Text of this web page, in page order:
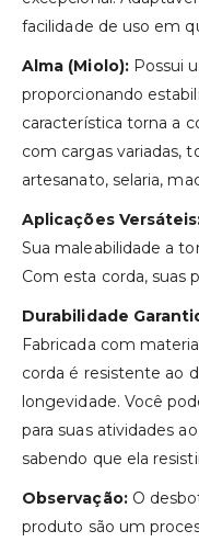
facilidade de uso em
Alma (Miolo):Possui
proporcionando
característica torna a
com cargas variadas,
artesanato, selaria,
Aplicações
Sua maleabilidade a
Com esta corda, suas
Durabilidade
Fabricada com
corda é resistente ao
longevidade. Você
para suas atividades
sabendo que ela
Observação:O
produto são um